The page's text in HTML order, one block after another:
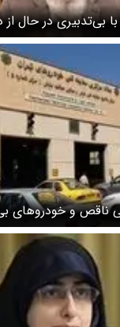
با بی‌تدبیری در حال
ناقص و خودروهای
می‌کند